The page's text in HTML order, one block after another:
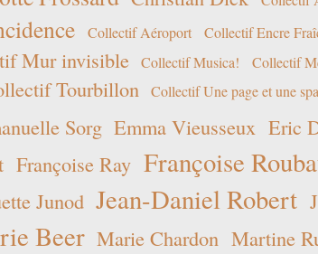
Collectif Aéroport Collectif Encre
Mur invisible Collectif Musica! Collectif
Tourbillon
Collectif Une page et une
Sorg Emma Vieusseux Eric
Françoise Ray Françoise
Junod Jean-Daniel Robert
Beer Marie Chardon Martine